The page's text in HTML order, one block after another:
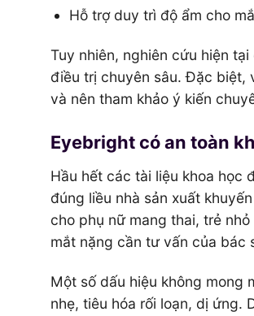
Hỗ trợ duy trì độ ẩm cho
Tuy nhiên, nghiên cứu hiện
điều trị chuyên sâu. Đặc biệt,
và nên tham khảo ý kiến
Eyebright có an toàn
Hầu hết các tài liệu khoa học
đúng liều nhà sản xuất
cho phụ nữ mang thai, trẻ
mắt nặng cần tư vấn của bác
Một số dấu hiệu không mong
nhẹ, tiêu hóa rối loạn, dị ứng.